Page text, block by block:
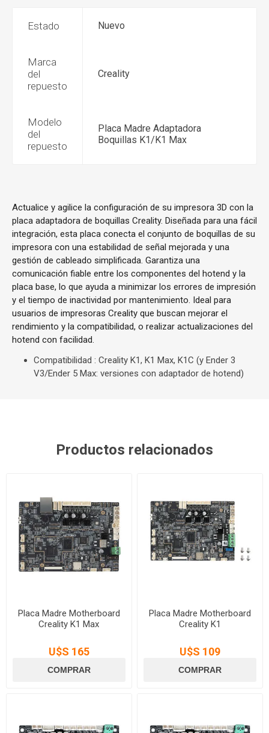
Estado Nuevo
Marca
del
repuesto
Creality
Modelo
del
repuesto
Placa Madre Adaptadora
Boquillas K1/K1 Max
Actualice y agilice la configuración de su impresora 3D con la
placa adaptadora de boquillas Creality. Diseñada para una fácil
integración, esta placa conecta el conjunto de boquillas de su
impresora con una estabilidad de señal mejorada y una
gestión de cableado simplificada. Garantiza una
comunicación fiable entre los componentes del hotend y la
placa base, lo que ayuda a minimizar los errores de impresión
y el tiempo de inactividad por mantenimiento. Ideal para
usuarios de impresoras Creality que buscan mejorar el
rendimiento y la compatibilidad, o realizar actualizaciones del
hotend con facilidad.
Compatibilidad : Creality K1, K1 Max, K1C (y Ender 3
V3/Ender 5 Max: versiones con adaptador de hotend)
Productos relacionados
Placa Madre Motherboard
Creality K1 Max
U$S 165
Placa Madre Motherboard
Creality K1
U$S 109